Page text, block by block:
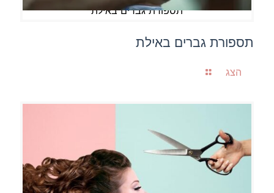
תספורת גברים באילת
תספורת גברים באילת
הצג